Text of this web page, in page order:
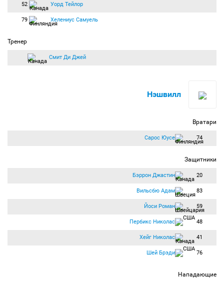
52 Уорд Тейлор
79 Хелениус Самуель
Тренер
Смит Ди Джей
Нэшвилл
Вратари
Сарос Юусе 74
Защитники
Бэррон Джастин 20
Вильсбю Адам 83
Йоси Роман 59
Пербикс Николас 48
Хейг Николас 41
Шей Брэди 76
Нападающие